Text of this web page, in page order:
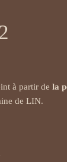
à partir de la
de LIN.